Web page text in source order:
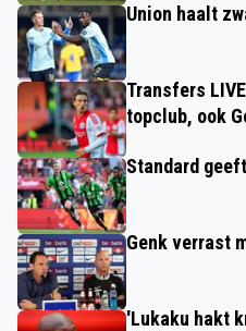
Union haalt
Transfers
topclub, ook
Standard
Genk verrast
'Lukaku hakt